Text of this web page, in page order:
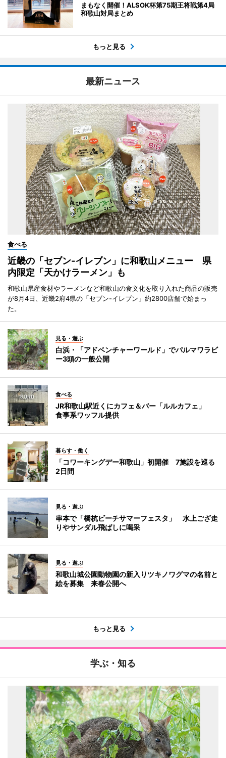
まもなく開催！ALSOK杯第75期王将戦第4局
和歌山対局まとめ
もっと見る
最新ニュース
食べる
近畿の「セブン-イレブン」に和歌山メニュー 県
内限定「天かけラーメン」も
和歌山県産食材やラーメンなど和歌山の食文化を取り入れた商品の販売
が8月4日、近畿2府4県の「セブン-イレブン」約2800店舗で始まっ
た。
見る・遊ぶ
白浜・「アドベンチャーワールド」でパルマワラビ
ー3頭の一般公開
食べる
JR和歌山駅近くにカフェ＆バー「ルルカフェ」
食事系ワッフル提供
暮らす・働く
「コワーキングデー和歌山」初開催 7施設を巡る
2日間
見る・遊ぶ
串本で「橋杭ビーチサマーフェスタ」 水上ござ走
りやサンダル飛ばしに喝采
見る・遊ぶ
和歌山城公園動物園の新入りツキノワグマの名前と
絵を募集 来春公開へ
もっと見る
学ぶ・知る